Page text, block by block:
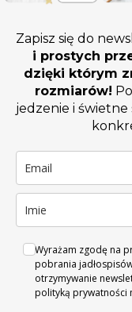
Zapisz się do
i prostych
dzięki którym
rozmiarów!
jedzenie i
Wyrażam zgodę na
pobrania
otrzymywanie
polityką prywatności